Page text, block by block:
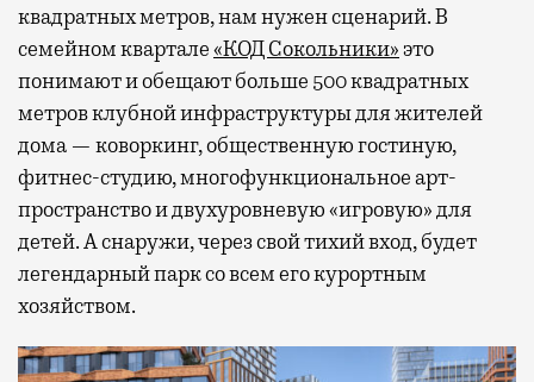
квадратных метров, нам нужен сценарий. В
семейном квартале«КОД Сокольники»это
понимают и обещают больше 500 квадратных
метров клубной инфраструктуры для жителей
дома — коворкинг, общественную гостиную,
фитнес-студию, многофункциональное арт-
пространство и двухуровневую «игровую» для
детей. А снаружи, через свой тихий вход, будет
легендарный парк со всем его курортным
хозяйством.